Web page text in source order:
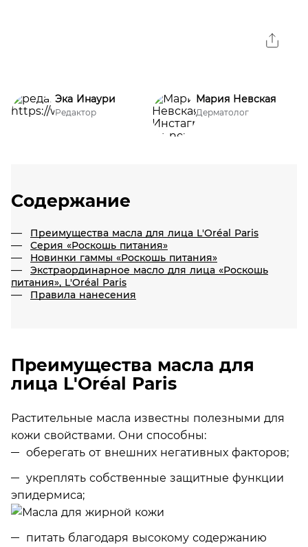
Эка Инаури
Редактор
Мария Невская
Дерматолог
Содержание
Преимущества масла для лица L'Oréal Paris
Серия «Роскошь питания»
Новинки гаммы «Роскошь питания»
Экстраординарное масло для лица «Роскошь
питания», L'Oréal Paris
Правила нанесения
Преимущества масла для
лица L'Oréal Paris
Растительные масла известны полезными для
кожи свойствами. Они способны:
оберегать от внешних негативных факторов;
укреплять собственные защитные функции
эпидермиса;
питать благодаря высокому содержанию